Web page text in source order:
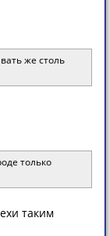
же столь
только
таким